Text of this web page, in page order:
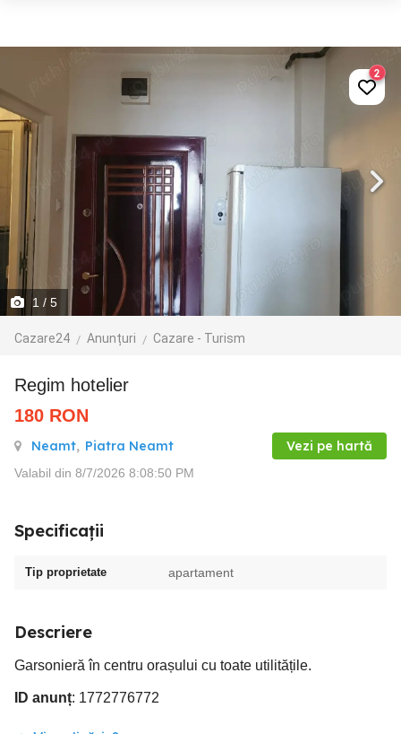
1 / 5
Cazare24 Anunțuri Cazare - Turism
2
Regim hotelier
180 RON
Neamt, Piatra Neamt Vezi pe hartă
Valabil din 8/7/2026 8:08:50 PM
Specificații
Tip proprietate apartament
Descriere
Garsonieră în centru orașului cu toate utilitățile.
ID anunț: 1772776772